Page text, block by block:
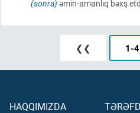
(sonra) əmin-amanlıq bəxş
❮❮ 1-4
HAQQIMIZDA